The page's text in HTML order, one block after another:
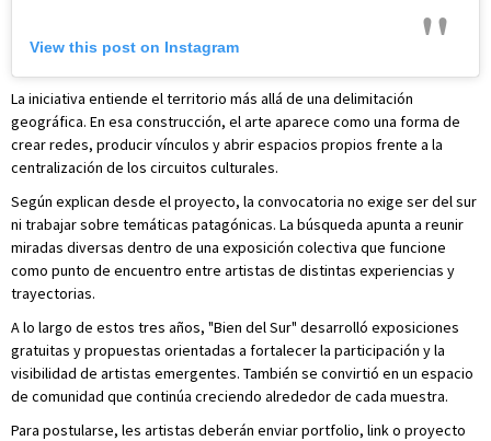
View this post on Instagram
La iniciativa entiende el territorio más allá de una delimitación
geográfica. En esa construcción, el arte aparece como una forma de
crear redes, producir vínculos y abrir espacios propios frente a la
centralización de los circuitos culturales.
Según explican desde el proyecto, la convocatoria no exige ser del sur
ni trabajar sobre temáticas patagónicas. La búsqueda apunta a reunir
miradas diversas dentro de una exposición colectiva que funcione
como punto de encuentro entre artistas de distintas experiencias y
trayectorias.
A lo largo de estos tres años, "Bien del Sur" desarrolló exposiciones
gratuitas y propuestas orientadas a fortalecer la participación y la
visibilidad de artistas emergentes. También se convirtió en un espacio
de comunidad que continúa creciendo alrededor de cada muestra.
Para postularse, les artistas deberán enviar portfolio, link o proyecto